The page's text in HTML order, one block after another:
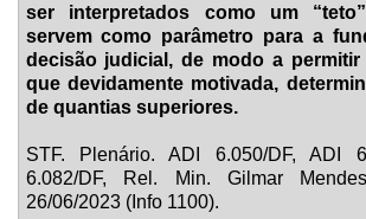
ser interpretados como um
servem como parâmetro para a
decisão judicial, de modo a permitir
que devidamente motivada,
de quantias superiores.
STF. Plenário. ADI 6.050/DF, ADI
6.082/DF, Rel. Min. Gilmar
26/06/2023 (Info 1100).